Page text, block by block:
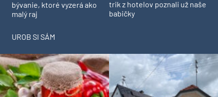
bývanie, ktoré vyzerá ako
malý raj
trik z hotelov poznali už naše
babičky
UROB SI SÁM